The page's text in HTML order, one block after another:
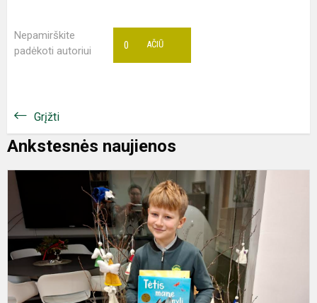
Nepamirškite
padėkoti autoriui
AČIŪ
0
Grįžti
Ankstesnės naujienos